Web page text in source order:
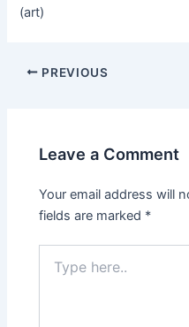
(art)
PREVIOUS
Leave a Comment
Your email address will
fields are marked *
here..